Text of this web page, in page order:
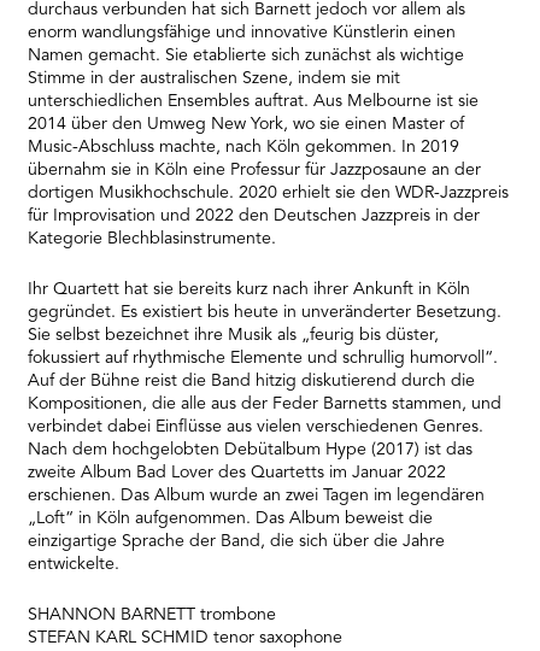
durchaus verbunden hat sich Barnett jedoch vor allem als
enorm wandlungsfähige und innovative Künstlerin einen
Namen gemacht. Sie etablierte sich zunächst als wichtige
Stimme in der australischen Szene, indem sie mit
unterschiedlichen Ensembles auftrat. Aus Melbourne ist sie
2014 über den Umweg New York, wo sie einen Master of
Music-Abschluss machte, nach Köln gekommen. In 2019
übernahm sie in Köln eine Professur für Jazzposaune an der
dortigen Musikhochschule. 2020 erhielt sie den WDR-Jazzpreis
für Improvisation und 2022 den Deutschen Jazzpreis in der
Kategorie Blechblasinstrumente.
Ihr Quartett hat sie bereits kurz nach ihrer Ankunft in Köln
gegründet. Es existiert bis heute in unveränderter Besetzung.
Sie selbst bezeichnet ihre Musik als „feurig bis düster,
fokussiert auf rhythmische Elemente und schrullig humorvoll“.
Auf der Bühne reist die Band hitzig diskutierend durch die
Kompositionen, die alle aus der Feder Barnetts stammen, und
verbindet dabei Einflüsse aus vielen verschiedenen Genres.
Nach dem hochgelobten Debütalbum Hype (2017) ist das
zweite Album Bad Lover des Quartetts im Januar 2022
erschienen. Das Album wurde an zwei Tagen im legendären
„Loft“ in Köln aufgenommen. Das Album beweist die
einzigartige Sprache der Band, die sich über die Jahre
entwickelte.
SHANNON BARNETT trombone
STEFAN KARL SCHMID tenor saxophone